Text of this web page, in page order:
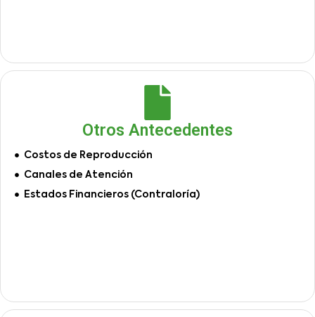
Otros Antecedentes
Costos de Reproducción
Canales de Atención
Estados Financieros (Contraloría)